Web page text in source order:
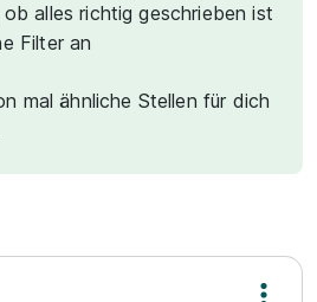
alles richtig geschrieben ist
Filter an
mal ähnliche Stellen für dich